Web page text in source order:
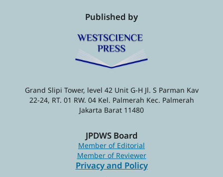
Published by
Grand Slipi Tower, level 42 Unit G-H Jl. S Parman Kav
22-24, RT. 01 RW. 04 Kel. Palmerah Kec. Palmerah
Jakarta Barat 11480
JPDWS Board
Member of Editorial
Member of Reviewer
Privacy and Policy